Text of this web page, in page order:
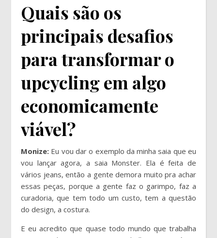
Quais são os
principais desafios
para transformar o
upcycling em algo
economicamente
viável?
Monize: Eu vou dar o exemplo da minha saia que eu
vou lançar agora, a saia Monster. Ela é feita de
vários jeans, então a gente demora muito pra achar
essas peças, porque a gente faz o garimpo, faz a
curadoria, que tem todo um custo, tem a questão
do design, a costura.
E eu acredito que quase todo mundo que trabalha